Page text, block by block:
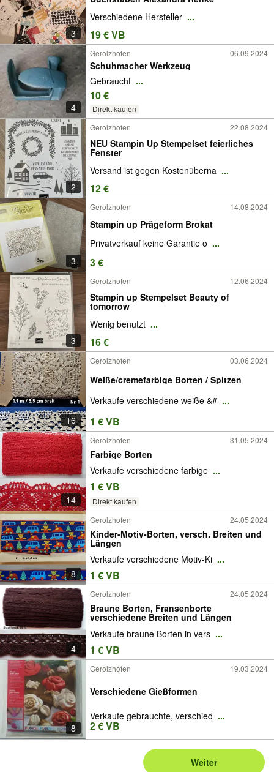
3
Verschiedene Hersteller ...
19 € VB
4
Gerolzhofen 06.09.2024
Schuhmacher Werkzeug
Gebraucht ...
10 €
Direkt kaufen
2
Gerolzhofen 22.08.2024
NEU Stampin Up Stempelset feierliches
Fenster
Versand ist gegen Kostenüberna ...
12 €
3
Gerolzhofen 14.08.2024
Stampin up Prägeform Brokat
Privatverkauf keine Garantie o ...
3 €
3
Gerolzhofen 12.06.2024
Stampin up Stempelset Beauty of
tomorrow
Wenig benutzt ...
16 €
16
Gerolzhofen 03.06.2024
Weiße/cremefarbige Borten / Spitzen
Verkaufe verschiedene weiße &# ...
1 € VB
14
Gerolzhofen 31.05.2024
Farbige Borten
Verkaufe verschiedene farbige ...
1 € VB
Direkt kaufen
8
Gerolzhofen 24.05.2024
Kinder-Motiv-Borten, versch. Breiten und
Längen
Verkaufe verschiedene Motiv-Ki ...
1 € VB
4
Gerolzhofen 24.05.2024
Braune Borten, Fransenborte
verschiedene Breiten und Längen
Verkaufe braune Borten in vers ...
1 € VB
8
Gerolzhofen 19.03.2024
Verschiedene Gießformen
Verkaufe gebrauchte, verschied ...
2 € VB
Weiter